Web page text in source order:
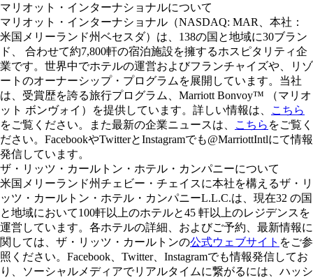
マリオット・インターナショナルについて
マリオット・インターナショナル（NASDAQ: MAR、本社：
米国メリーランド州ベセスダ）は、138の国と地域に30ブラン
ド、 合わせて約7,800軒の宿泊施設を擁するホスピタリティ企
業です。世界中でホテルの運営およびフランチャイズや、リゾ
ートのオーナーシップ・プログラムを展開しています。当社
は、受賞歴を誇る旅行プログラム、Marriott Bonvoy™ （マリオ
ット ボンヴォイ）を提供しています。詳しい情報は、
こちら
をご覧ください。また最新の企業ニュースは、
こちら をご覧く
ださい。FacebookやTwitterとInstagramでも@MarriottIntlにて情報
発信しています。
ザ・リッツ・カールトン・ホテル・カンパニーについて
米国メリーランド州チェビー・チェイスに本社を構えるザ・リ
ッツ・カールトン・ホテル・カンパニーL.L.C.は、現在32 の国
と地域において100軒以上のホテルと45 軒以上のレジデンスを
運営しています。各ホテルの詳細、およびご予約、最新情報に
関しては、ザ・リッツ・カールトンの公式ウェブサイト をご参
照ください。Facebook、Twitter、Instagramでも情報発信してお
り、ソーシャルメディアでリアルタイムに繋がるには、ハッシ